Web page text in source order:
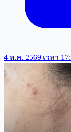
4 ส.ค. 2569 เวลา